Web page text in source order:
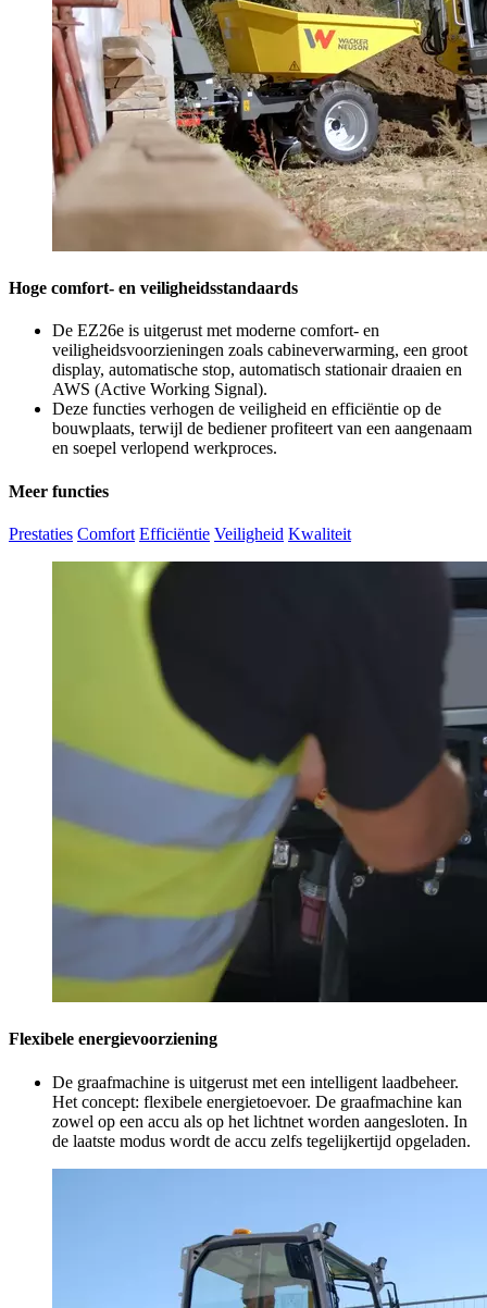
Hoge comfort- en veiligheidsstandaards
De EZ26e is uitgerust met moderne comfort- en
veiligheidsvoorzieningen zoals cabineverwarming, een groot
display, automatische stop, automatisch stationair draaien en
AWS (Active Working Signal).
Deze functies verhogen de veiligheid en efficiëntie op de
bouwplaats, terwijl de bediener profiteert van een aangenaam
en soepel verlopend werkproces.
Meer functies
Prestaties Comfort Efficiëntie Veiligheid Kwaliteit
Flexibele energievoorziening
De graafmachine is uitgerust met een intelligent laadbeheer.
Het concept: flexibele energietoevoer. De graafmachine kan
zowel op een accu als op het lichtnet worden aangesloten. In
de laatste modus wordt de accu zelfs tegelijkertijd opgeladen.